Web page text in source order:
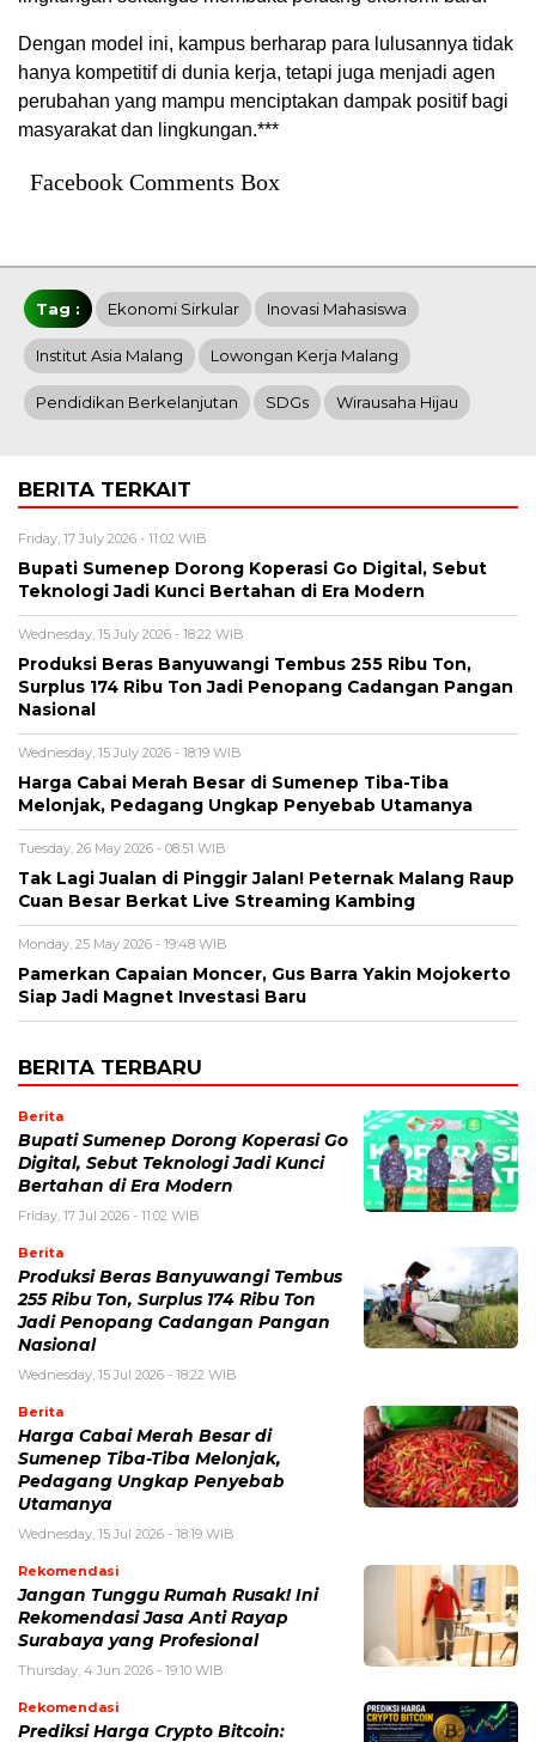
Dengan model ini, kampus berharap para lulusannya tidak
hanya kompetitif di dunia kerja, tetapi juga menjadi agen
perubahan yang mampu menciptakan dampak positif bagi
masyarakat dan lingkungan.***
Facebook Comments Box
Tag : Ekonomi Sirkular Inovasi Mahasiswa
Institut Asia Malang Lowongan Kerja Malang
Pendidikan Berkelanjutan SDGs Wirausaha Hijau
BERITA TERKAIT
Friday, 17 July 2026 - 11:02 WIB
Bupati Sumenep Dorong Koperasi Go Digital, Sebut
Teknologi Jadi Kunci Bertahan di Era Modern
Wednesday, 15 July 2026 - 18:22 WIB
Produksi Beras Banyuwangi Tembus 255 Ribu Ton,
Surplus 174 Ribu Ton Jadi Penopang Cadangan Pangan
Nasional
Wednesday, 15 July 2026 - 18:19 WIB
Harga Cabai Merah Besar di Sumenep Tiba-Tiba
Melonjak, Pedagang Ungkap Penyebab Utamanya
Tuesday, 26 May 2026 - 08:51 WIB
Tak Lagi Jualan di Pinggir Jalan! Peternak Malang Raup
Cuan Besar Berkat Live Streaming Kambing
Monday, 25 May 2026 - 19:48 WIB
Pamerkan Capaian Moncer, Gus Barra Yakin Mojokerto
Siap Jadi Magnet Investasi Baru
BERITA TERBARU
Berita
Bupati Sumenep Dorong Koperasi Go
Digital, Sebut Teknologi Jadi Kunci
Bertahan di Era Modern
Friday, 17 Jul 2026 - 11:02 WIB
Berita
Produksi Beras Banyuwangi Tembus
255 Ribu Ton, Surplus 174 Ribu Ton
Jadi Penopang Cadangan Pangan
Nasional
Wednesday, 15 Jul 2026 - 18:22 WIB
Berita
Harga Cabai Merah Besar di
Sumenep Tiba-Tiba Melonjak,
Pedagang Ungkap Penyebab
Utamanya
Wednesday, 15 Jul 2026 - 18:19 WIB
Rekomendasi
Jangan Tunggu Rumah Rusak! Ini
Rekomendasi Jasa Anti Rayap
Surabaya yang Profesional
Thursday, 4 Jun 2026 - 19:10 WIB
Rekomendasi
Prediksi Harga Crypto Bitcoin: